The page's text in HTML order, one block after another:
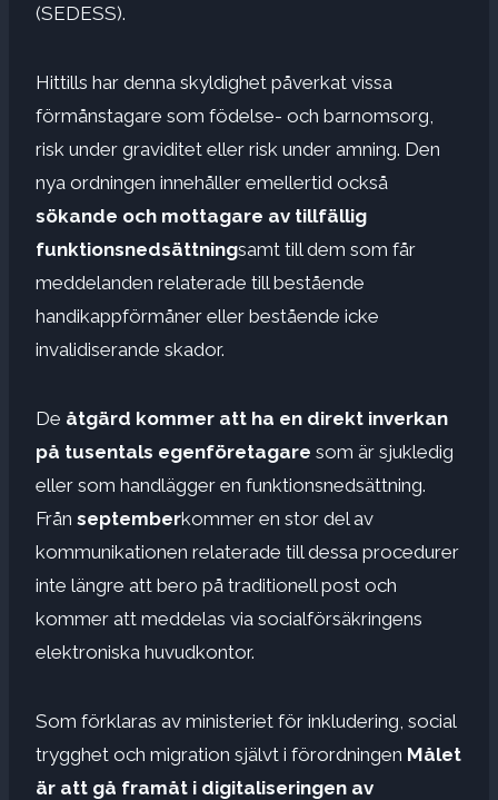
(SEDESS).
Hittills har denna skyldighet påverkat vissa
förmånstagare som födelse- och barnomsorg,
risk under graviditet eller risk under amning. Den
nya ordningen innehåller emellertid också
sökande och mottagare av tillfällig
funktionsnedsättningsamt till dem som får
meddelanden relaterade till bestående
handikappförmåner eller bestående icke
invalidiserande skador.
De åtgärd kommer att ha en direkt inverkan
på tusentals egenföretagare som är sjukledig
eller som handlägger en funktionsnedsättning.
Från septemberkommer en stor del av
kommunikationen relaterade till dessa procedurer
inte längre att bero på traditionell post och
kommer att meddelas via socialförsäkringens
elektroniska huvudkontor.
Som förklaras av ministeriet för inkludering, social
trygghet och migration självt i förordningen Målet
är att gå framåt i digitaliseringen av